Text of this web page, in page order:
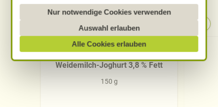
Sofern personenbezogene Daten dorthin übermittelt
werden, besteht das Risiko, dass diese erfasst und
analysiert werden und Betroffenenrechte nicht
durchgesetzt werden könnten. Sie können jederzeit
Ihre Einwilligung zur Datenverarbeitung und
-übermittlung widerrufen und Tools deaktivieren.
Ausführliche Informationen finden Sie in unserer
Alle Cookies erlauben
Auswahl erlauben
Nur notwendige Cookies verwenden
Alnatura
Weidemilch-Joghurt 3,8 % Fett
150 g